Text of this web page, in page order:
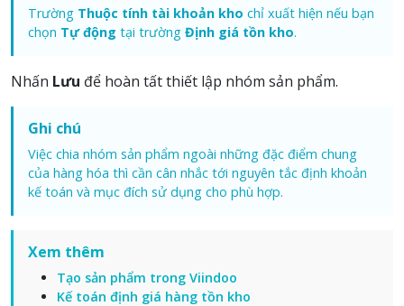
Trường Thuộc tính tài khoản kho chỉ xuất hiện nếu bạn
chọn Tự động tại trường Định giá tồn kho.
Nhấn Lưu để hoàn tất thiết lập nhóm sản phẩm.
Ghi chú
Việc chia nhóm sản phẩm ngoài những đặc điểm chung
của hàng hóa thì cần cân nhắc tới nguyên tắc định khoản
kế toán và mục đích sử dụng cho phù hợp.
Xem thêm
Tạo sản phẩm trong Viindoo
Kế toán định giá hàng tồn kho